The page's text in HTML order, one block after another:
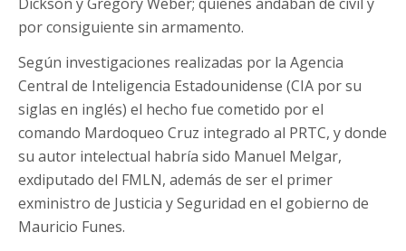
por consiguiente sin armamento.
Según investigaciones realizadas por la Agencia
Central de Inteligencia Estadounidense (CIA por su
siglas en inglés) el hecho fue cometido por el
comando Mardoqueo Cruz integrado al PRTC, y donde
su autor intelectual habría sido Manuel Melgar,
exdiputado del FMLN, además de ser el primer
exministro de Justicia y Seguridad en el gobierno de
Mauricio Funes.